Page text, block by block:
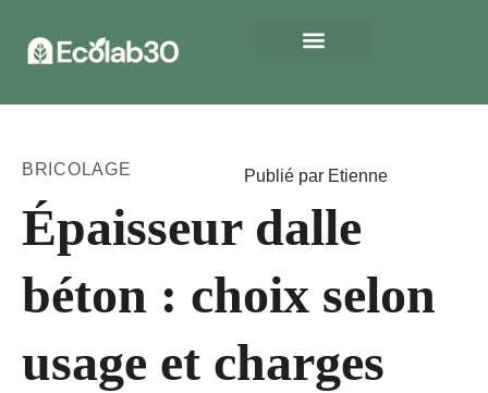
BRICOLAGE Publié par Etienne
Épaisseur dalle
béton : choix selon
usage et charges